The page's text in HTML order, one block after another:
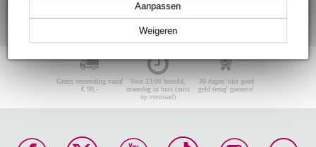
Weigeren
Aanpassen
Gratis verzending vanaf
€ 99,-
Voor 23:00 besteld,
maandag in huis (mits
op voorraad)
30 dagen 'niet goed
geld terug' garantie!